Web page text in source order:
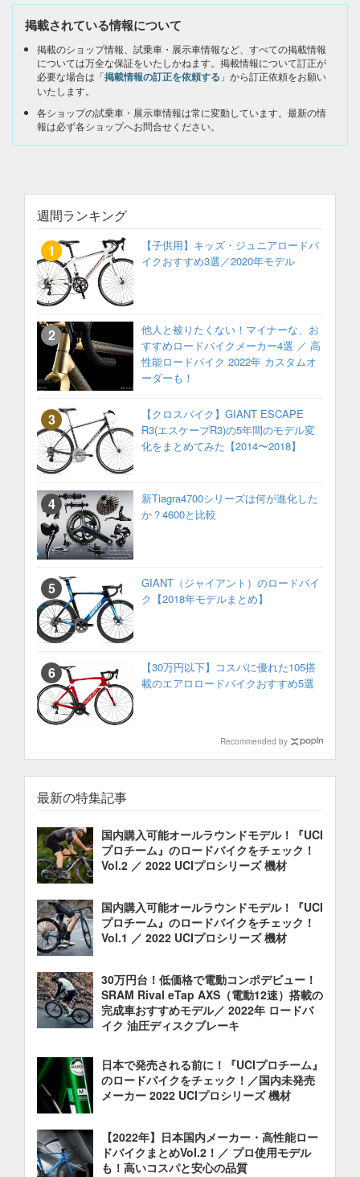
掲載されている情報について
掲載のショップ情報、試乗車・展示車情報など、すべての掲載情報
については万全な保証をいたしかねます。掲載情報について訂正が
必要な場合は「掲載情報の訂正を依頼する 」から訂正依頼をお願い
いたします。
各ショップの試乗車・展示車情報は常に変動しています。最新の情
報は必ず各ショップへお問合せください。
週間ランキング
【子供用】キッズ・ジュニアロードバ
イクおすすめ3選／2020年モデル
他人と被りたくない！マイナーな、お
すすめロードバイクメーカー4選 ／ 高
性能ロードバイク 2022年 カスタムオ
ーダーも！
【クロスバイク】GIANT ESCAPE
R3(エスケープR3)の5年間のモデル変
化をまとめてみた【2014〜2018】
新Tiagra4700シリーズは何が進化した
か？4600と比較
GIANT（ジャイアント）のロードバイ
ク【2018年モデルまとめ】
【30万円以下】コスパに優れた105搭
載のエアロロードバイクおすすめ5選
Recommended by
最新の特集記事
国内購入可能オールラウンドモデル！『UCI
プロチーム』のロードバイクをチェック！
Vol.2 ／ 2022 UCIプロシリーズ 機材
国内購入可能オールラウンドモデル！『UCI
プロチーム』のロードバイクをチェック！
Vol.1 ／ 2022 UCIプロシリーズ 機材
30万円台！低価格で電動コンポデビュー！
SRAM Rival eTap AXS（電動12速）搭載の
完成車おすすめモデル／ 2022年 ロードバ
イク 油圧ディスクブレーキ
日本で発売される前に！『UCIプロチーム』
のロードバイクをチェック！／国内未発売
メーカー 2022 UCIプロシリーズ 機材
【2022年】日本国内メーカー・高性能ロー
ドバイクまとめVol.2！／ プロ使用モデル
も！高いコスパと安心の品質